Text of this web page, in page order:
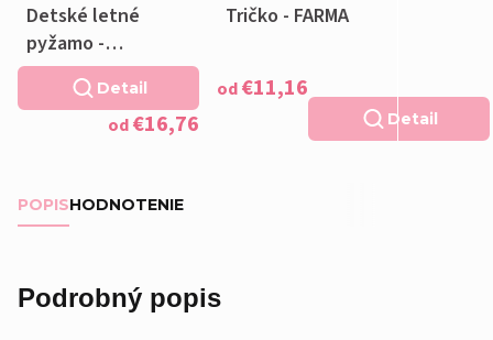
Detské letné
pyžamo -
JEŽKOVIA
Dievčenské
od€16,76
Detail
Tričko - FARMA
od€11,16
Detail
POPISHODNOTENIE
Podrobný popis